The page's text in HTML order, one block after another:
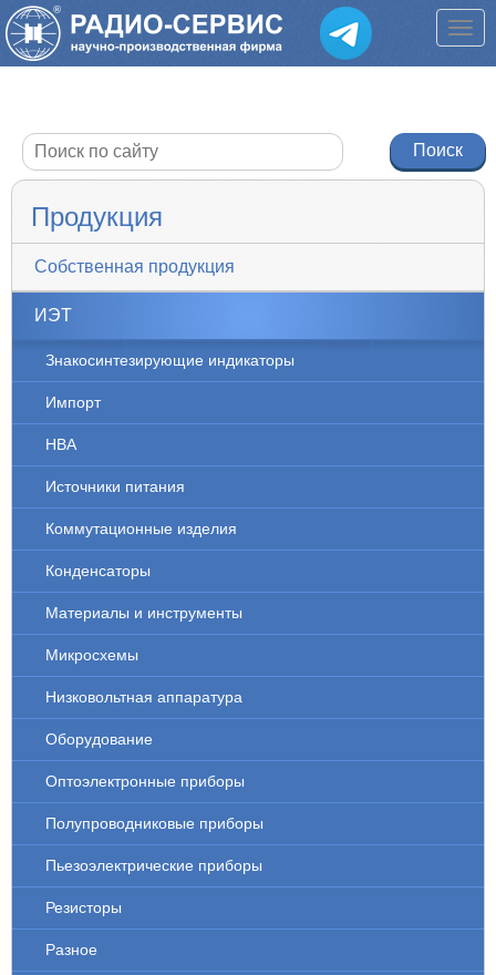
Продукция
Собственная продукция
ИЭТ
Знакосинтезирующие индикаторы
Импорт
НВА
Источники питания
Коммутационные изделия
Конденсаторы
Материалы и инструменты
Микросхемы
Низковольтная аппаратура
Оборудование
Оптоэлектронные приборы
Полупроводниковые приборы
Пьезоэлектрические приборы
Резисторы
Разное